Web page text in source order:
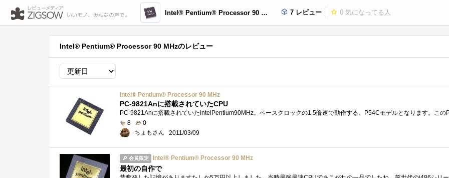
Intel® Pentium® Processor 90 MHz 7 レビュー 0 気になってる人
Intel® Pentium® Processor 90 MHzのレビュー
Intel® Pentium® Processor 90 MHz
PC-9821Anに搭載されていたCPU
8
0
ちょもさん
2011/03/09
会員限定 Intel® Pentium® Processor 90 MHz
最初の自作で